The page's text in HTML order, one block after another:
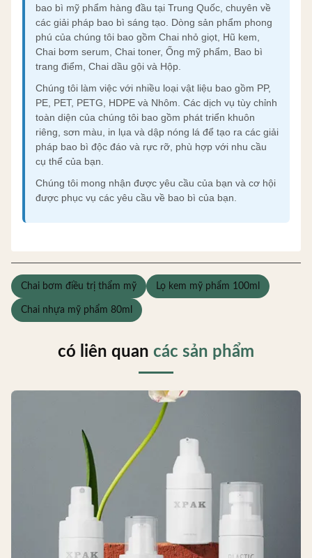
bao bì mỹ phẩm hàng đầu tại Trung Quốc, chuyên về
các giải pháp bao bì sáng tạo. Dòng sản phẩm phong
phú của chúng tôi bao gồm Chai nhỏ giọt, Hũ kem,
Chai bơm serum, Chai toner, Ống mỹ phẩm, Bao bì
trang điểm, Chai dầu gội và Hộp.
Chúng tôi làm việc với nhiều loại vật liệu bao gồm PP,
PE, PET, PETG, HDPE và Nhôm. Các dịch vụ tùy chỉnh
toàn diện của chúng tôi bao gồm phát triển khuôn
riêng, sơn màu, in lụa và dập nóng lá để tạo ra các giải
pháp bao bì độc đáo và rực rỡ, phù hợp với nhu cầu
cụ thể của bạn.
Chúng tôi mong nhận được yêu cầu của bạn và cơ hội
được phục vụ các yêu cầu về bao bì của bạn.
Chai bơm điều trị thẩm mỹ Lọ kem mỹ phẩm 100ml
Chai nhựa mỹ phẩm 80ml
có liên quan các sản phẩm